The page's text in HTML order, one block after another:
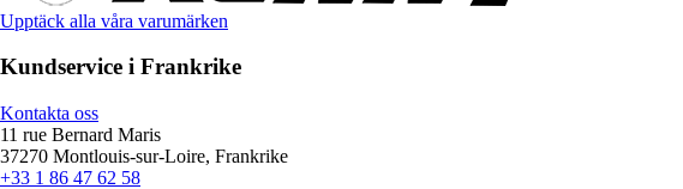
Upptäck alla våra varumärken
Kundservice i Frankrike
Kontakta oss
11 rue Bernard Maris
37270 Montlouis-sur-Loire, Frankrike
+33 1 86 47 62 58